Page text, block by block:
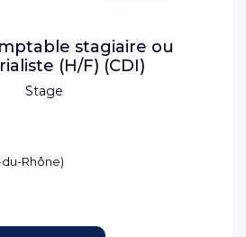
Stage
stagiaire ou
(H/F) (CDI)
Rhône)